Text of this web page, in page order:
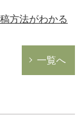
方法がわかる
一覧へ